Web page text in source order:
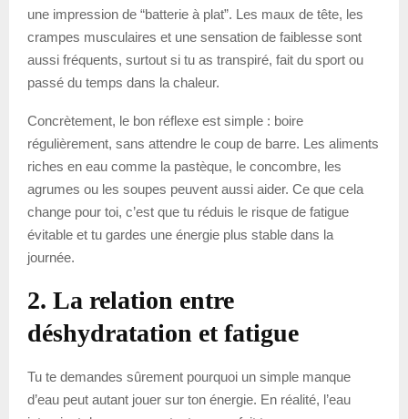
une impression de “batterie à plat”. Les maux de tête, les
crampes musculaires et une sensation de faiblesse sont
aussi fréquents, surtout si tu as transpiré, fait du sport ou
passé du temps dans la chaleur.
Concrètement, le bon réflexe est simple : boire
régulièrement, sans attendre le coup de barre. Les aliments
riches en eau comme la pastèque, le concombre, les
agrumes ou les soupes peuvent aussi aider. Ce que cela
change pour toi, c’est que tu réduis le risque de fatigue
évitable et tu gardes une énergie plus stable dans la
journée.
2. La relation entre
déshydratation et fatigue
Tu te demandes sûrement pourquoi un simple manque
d’eau peut autant jouer sur ton énergie. En réalité, l’eau